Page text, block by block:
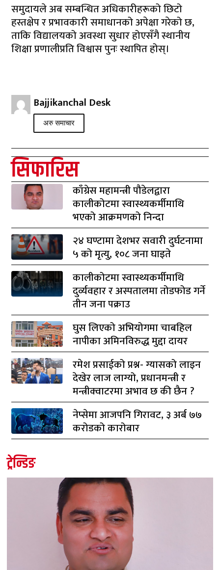
समुदायले अब सम्बन्धित अधिकारीहरूको छिटो
हस्तक्षेप र प्रभावकारी समाधानको अपेक्षा गरेको छ,
ताकि विद्यालयको अवस्था सुधार होएसँगै स्थानीय
शिक्षा प्रणालीप्रति विश्वास पुनः स्थापित होस्।
Bajjikanchal Desk
अरु समाचार
सिफारिस
काँग्रेस महामन्त्री पौडेलद्वारा
कालीकोटमा स्वास्थ्यकर्मीमाथि
भएको आक्रमणको निन्दा
२४ घण्टामा देशभर सवारी दुर्घटनामा
५ को मृत्यु, १०८ जना घाइते
कालीकोटमा स्वास्थ्यकर्मीमाथि
दुर्व्यवहार र अस्पतालमा तोडफोड गर्ने
तीन जना पक्राउ
घुस लिएको अभियोगमा चाबहिल
नापीका अमिनविरुद्ध मुद्दा दायर
रमेश प्रसाईको प्रश्न- ग्यासको लाइन
देखेर लाज लाग्यो, प्रधानमन्त्री र
मन्त्रीक्वाटरमा अभाव छ की छैन ?
नेप्सेमा आजपनि गिरावट, ३ अर्ब ७७
करोडको कारोबार
ट्रेन्डिङ